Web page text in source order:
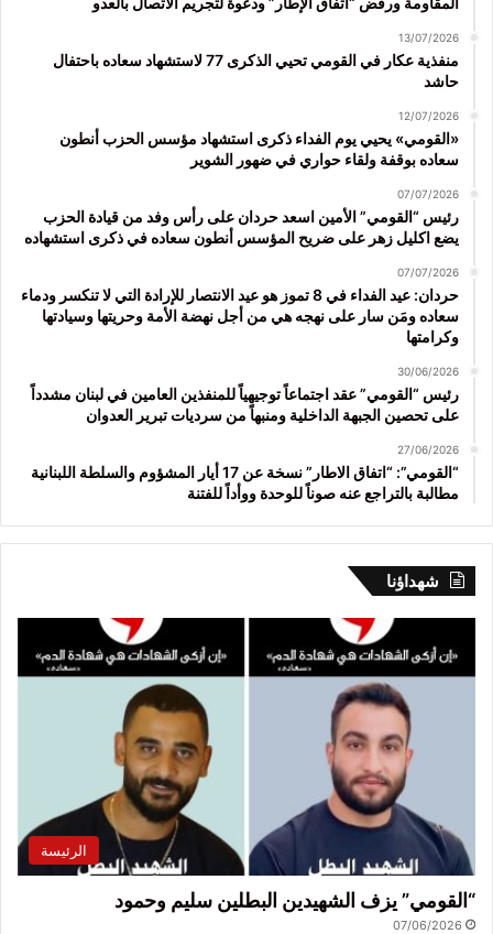
13/07/2026
منفذية عكار في القومي تحيي الذكرى 77 لاستشهاد سعاده باحتفال
حاشد
12/07/2026
«القومي» يحيي يوم الفداء ذكرى استشهاد مؤسس الحزب أنطون
سعاده بوقفة ولقاء حواري في ضهور الشوير
07/07/2026
رئيس “القومي” الأمين اسعد حردان على رأس وفد من قيادة الحزب
يضع اكليل زهر على ضريح المؤسس أنطون سعاده في ذكرى استشهاده
07/07/2026
حردان: عيد الفداء في 8 تموز هو عيد الانتصار للإرادة التي لا تنكسر ودماء
سعاده ومَن سار على نهجه هي من أجل نهضة الأمة وحريتها وسيادتها
وكرامتها
30/06/2026
رئيس “القومي” عقد اجتماعاً توجيهياً للمنفذين العامين في لبنان مشدداً
على تحصين الجبهة الداخلية ومنبهاً من سرديات تبرير العدوان
27/06/2026
“القومي”: “اتفاق الاطار” نسخة عن 17 أيار المشؤوم والسلطة اللبنانية
مطالبة بالتراجع عنه صوناً للوحدة ووأداً للفتنة
شهداؤنا
الرئيسة
“القومي” يزف الشهيدين البطلين سليم وحمود
07/06/2026